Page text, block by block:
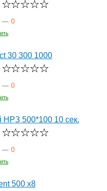
— 0
30 300 1000
— 0
500*100 10 сек.
— 0
500 x8